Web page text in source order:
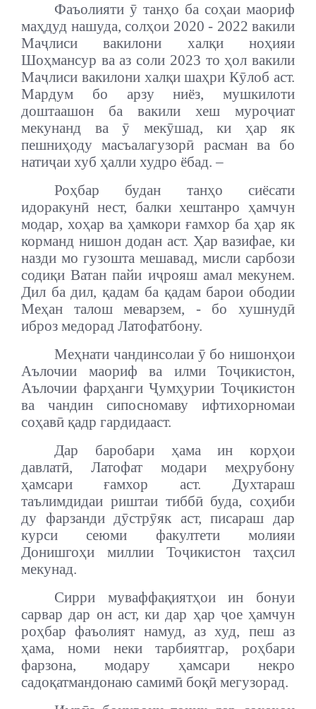
Фаъолияти ӯ танҳо ба соҳаи маориф
маҳдуд нашуда, солҳои 2020 - 2022 вакили
Маҷлиси вакилони халқи ноҳияи
Шоҳмансур ва аз соли 2023 то ҳол вакили
Маҷлиси вакилони халқи шаҳри Кӯлоб аст.
Мардум бо арзу ниёз, мушкилоти
доштаашон ба вакили хеш муроҷиат
мекунанд ва ӯ мекӯшад, ки ҳар як
пешниҳоду масъалагузорӣ расман ва бо
натиҷаи хуб ҳалли худро ёбад. –
Роҳбар будан танҳо сиёсати
идоракунӣ нест, балки хештанро ҳамчун
модар, хоҳар ва ҳамкори ғамхор ба ҳар як
корманд нишон додан аст. Ҳар вазифае, ки
назди мо гузошта мешавад, мисли сарбози
содиқи Ватан пайи иҷрояш амал мекунем.
Дил ба дил, қадам ба қадам барои ободии
Меҳан талош меварзем, - бо хушнудӣ
иброз медорад Латофатбону.
Меҳнати чандинсолаи ӯ бо нишонҳои
Аълочии маориф ва илми Тоҷикистон,
Аълочии фарҳанги Ҷумҳурии Тоҷикистон
ва чандин сипосномаву ифтихорномаи
соҳавӣ қадр гардидааст.
Дар баробари ҳама ин корҳои
давлатӣ, Латофат модари меҳрубону
ҳамсари ғамхор аст. Духтараш
таълимдидаи риштаи тиббӣ буда, соҳиби
ду фарзанди дӯстрӯяк аст, писараш дар
курси сеюми факултети молияи
Донишгоҳи миллии Тоҷикистон таҳсил
мекунад.
Сирри муваффақиятҳои ин бонуи
сарвар дар он аст, ки дар ҳар ҷое ҳамчун
роҳбар фаъолият намуд, аз худ, пеш аз
ҳама, номи неки тарбиятгар, роҳбари
фарзона, модару ҳамсари некро
садоқатмандонаю самимӣ боқӣ мегузорад.